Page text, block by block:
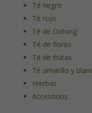
Té negro
Té rojo
Té de Oolong
Té de flores
Té de frutas
Té amarillo y
Hierbas
Accesorios